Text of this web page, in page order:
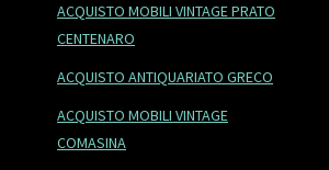
ACQUISTO MOBILI VINTAGE PRATO
CENTENARO
ACQUISTO ANTIQUARIATO GRECO
ACQUISTO MOBILI VINTAGE
COMASINA